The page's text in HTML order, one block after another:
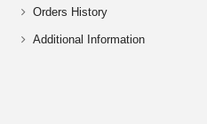
Orders History
Additional Information